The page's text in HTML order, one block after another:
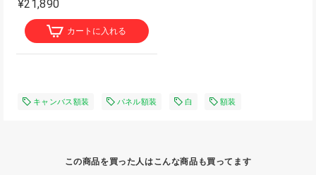
¥21,890
カートに入れる
キャンバス額装 パネル額装 白 額装
この商品を買った人はこんな商品も買ってます